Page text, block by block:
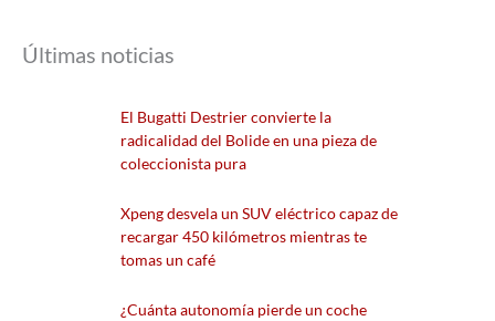
Últimas noticias
El Bugatti Destrier convierte la
radicalidad del Bolide en una pieza de
coleccionista pura
Xpeng desvela un SUV eléctrico capaz de
recargar 450 kilómetros mientras te
tomas un café
¿Cuánta autonomía pierde un coche